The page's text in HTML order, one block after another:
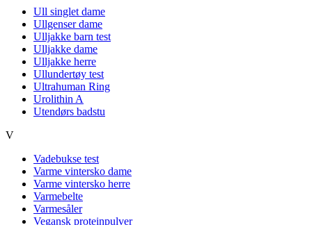
Ull singlet dame
Ullgenser dame
Ulljakke barn test
Ulljakke dame
Ulljakke herre
Ullundertøy test
Ultrahuman Ring
Urolithin A
Utendørs badstu
V
Vadebukse test
Varme vintersko dame
Varme vintersko herre
Varmebelte
Varmesåler
Vegansk proteinpulver